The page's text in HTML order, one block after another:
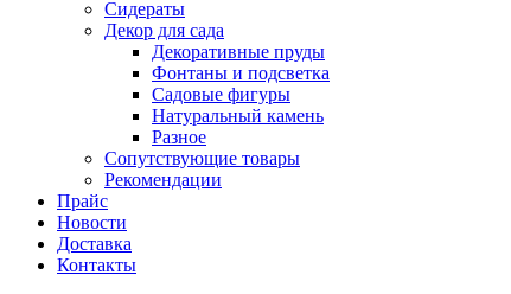
Сидераты
Декор для сада
Декоративные пруды
Фонтаны и подсветка
Садовые фигуры
Натуральный камень
Разное
Сопутствующие товары
Рекомендации
Прайс
Новости
Доставка
Контакты